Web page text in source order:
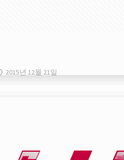
2015년 12월 21일